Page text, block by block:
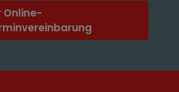
Online-